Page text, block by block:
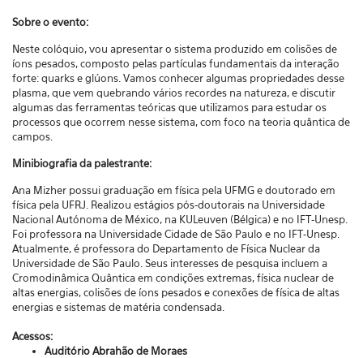
Sobre o evento:
Neste colóquio, vou apresentar o sistema produzido em colisões de
íons pesados, composto pelas partículas fundamentais da interação
forte: quarks e glúons. Vamos conhecer algumas propriedades desse
plasma, que vem quebrando vários recordes na natureza, e discutir
algumas das ferramentas teóricas que utilizamos para estudar os
processos que ocorrem nesse sistema, com foco na teoria quântica de
campos.
Minibiografia da palestrante:
Ana Mizher possui graduação em física pela UFMG e doutorado em
física pela UFRJ. Realizou estágios pós-doutorais na Universidade
Nacional Autónoma de México, na KULeuven (Bélgica) e no IFT-Unesp.
Foi professora na Universidade Cidade de São Paulo e no IFT-Unesp.
Atualmente, é professora do Departamento de Física Nuclear da
Universidade de São Paulo. Seus interesses de pesquisa incluem a
Cromodinâmica Quântica em condições extremas, física nuclear de
altas energias, colisões de íons pesados e conexões de física de altas
energias e sistemas de matéria condensada.
Acessos:
Auditório Abrahão de Moraes